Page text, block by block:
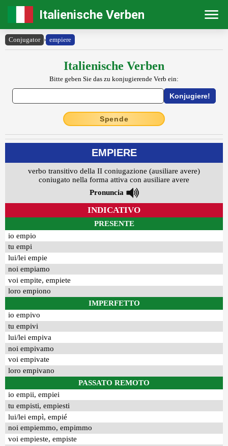
Italienische Verben
Conjugator › empiere
Italienische Verben
Bitte geben Sie das zu konjugierende Verb ein:
Spende
EMPIERE
verbo transitivo della II coniugazione (ausiliare avere)
coniugato nella forma attiva con ausiliare avere
Pronuncia
INDICATIVO
PRESENTE
io empio
tu empi
lui/lei empie
noi empiamo
voi empite, empiete
loro empiono
IMPERFETTO
io empivo
tu empivi
lui/lei empiva
noi empivamo
voi empivate
loro empivano
PASSATO REMOTO
io empii, empiei
tu empisti, empiesti
lui/lei empì, empié
noi empiemmo, empimmo
voi empieste, empiste